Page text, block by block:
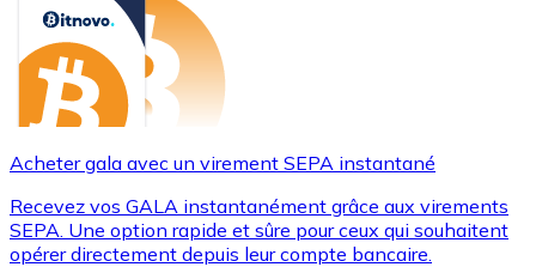
Acheter gala avec un virement SEPA instantané
Recevez vos GALA instantanément grâce aux virements
SEPA. Une option rapide et sûre pour ceux qui souhaitent
opérer directement depuis leur compte bancaire.